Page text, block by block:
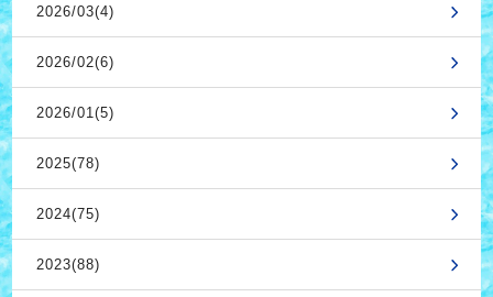
2026/03(4)
2026/02(6)
2026/01(5)
2025(78)
2024(75)
2023(88)